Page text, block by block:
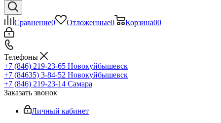
Сравнение0 Отложенные0 Корзина00
Телефоны
+7 (846) 219-23-65 Новокуйбышевск
+7 (84635) 3-84-52 Новокуйбышевск
+7 (846) 219-23-14 Самара
Заказать звонок
Личный кабинет